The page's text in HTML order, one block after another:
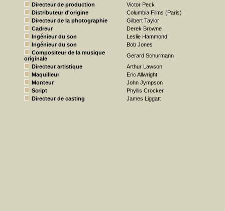
Directeur de production
Victor Peck
Distributeur d'origine
Columbia Films (Paris)
Directeur de la photographie
Gilbert Taylor
Cadreur
Derek Browne
Ingénieur du son
Leslie Hammond
Ingénieur du son
Bob Jones
Compositeur de la musique
originale
Gerard Schurmann
Directeur artistique
Arthur Lawson
Maquilleur
Eric Allwright
Monteur
John Jympson
Script
Phyllis Crocker
Directeur de casting
James Liggatt